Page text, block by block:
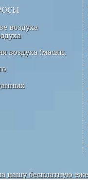
воздуха
воздуха (маски,
нашу бесплатную